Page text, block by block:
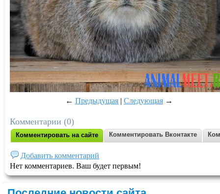
← Предыдущая | Следующая →
Комментарии (0)
Комментировать на сайте Комментировать Вконтакте
Добавить комментарий
Нет комментариев. Ваш будет первым!